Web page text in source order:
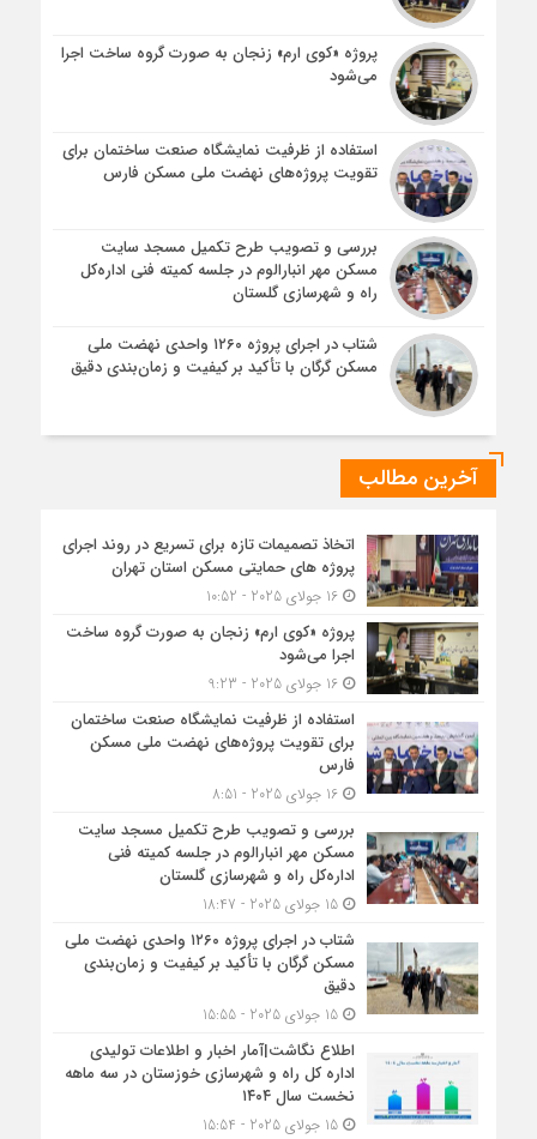
پروژه «کوی ارم» زنجان به صورت گروه ساخت اجرا
می‌شود
استفاده از ظرفیت نمایشگاه صنعت ساختمان برای
تقویت پروژه‌های نهضت ملی مسکن فارس
بررسی و تصویب طرح تکمیل مسجد سایت
مسکن مهر انبارالوم در جلسه کمیته فنی اداره‌کل
راه و شهرسازی گلستان
شتاب در اجرای پروژه ۱۲۶۰ واحدی نهضت ملی
مسکن گرگان با تأکید بر کیفیت و زمان‌بندی دقیق
آخرین مطالب
اتخاذ تصمیمات تازه برای تسریع در روند اجرای
پروژه های حمایتی مسکن استان تهران
16 جولای 2025 - 10:52
پروژه «کوی ارم» زنجان به صورت گروه ساخت
اجرا می‌شود
16 جولای 2025 - 9:23
استفاده از ظرفیت نمایشگاه صنعت ساختمان
برای تقویت پروژه‌های نهضت ملی مسکن
فارس
16 جولای 2025 - 8:51
بررسی و تصویب طرح تکمیل مسجد سایت
مسکن مهر انبارالوم در جلسه کمیته فنی
اداره‌کل راه و شهرسازی گلستان
15 جولای 2025 - 18:47
شتاب در اجرای پروژه ۱۲۶۰ واحدی نهضت ملی
مسکن گرگان با تأکید بر کیفیت و زمان‌بندی
دقیق
15 جولای 2025 - 15:55
اطلاع نگاشت|آمار اخبار و اطلاعات تولیدی
اداره کل راه و شهرسازی خوزستان در سه ماهه
نخست سال ۱۴۰۴
15 جولای 2025 - 15:54